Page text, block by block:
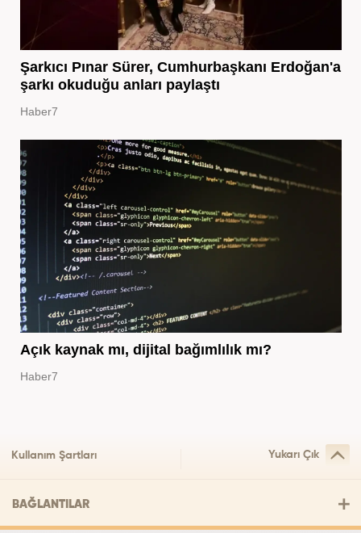
Şarkıcı Pınar Sürer, Cumhurbaşkanı Erdoğan'a
şarkı okuduğu anları paylaştı
Haber7
Açık kaynak mı, dijital bağımlılık mı?
Haber7
Kullanım Şartları Yukarı Çık
BAĞLANTILAR